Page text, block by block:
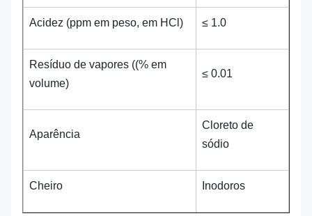
Acidez (ppm em peso, em HCl) ≤ 1.0
Resíduo de vapores ((% em
volume)
≤ 0.01
Aparência
Cloreto de
sódio
Cheiro Inodoros